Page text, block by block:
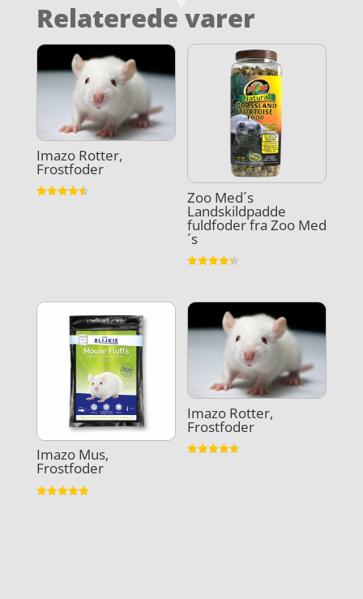
Relaterede varer
Imazo Rotter,
Frostfoder
Zoo Med´s
Landskildpadde
fuldfoder fra Zoo Med
´s
Imazo Mus,
Frostfoder
Imazo Rotter,
Frostfoder